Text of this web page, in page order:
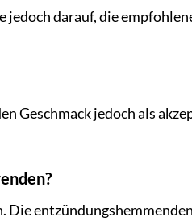
darauf, die
Geschmack jedoch als
Die